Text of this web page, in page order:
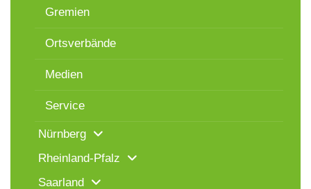
Gremien
Ortsverbände
Medien
Service
Nürnberg
Rheinland-Pfalz
Saarland